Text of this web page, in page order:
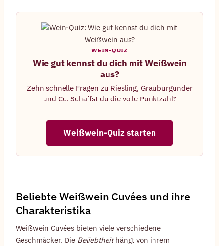
WEIN-QUIZ
Wie gut kennst du dich mit Weißwein
aus?
Zehn schnelle Fragen zu Riesling, Grauburgunder
und Co. Schaffst du die volle Punktzahl?
Weißwein-Quiz starten
Beliebte Weißwein Cuvées und ihre
Charakteristika
Weißwein Cuvées bieten viele verschiedene
Geschmäcker. Die Beliebtheithängt von ihrem